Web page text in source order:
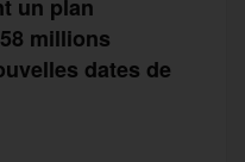
un plan
millions
dates de